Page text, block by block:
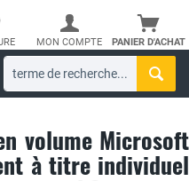
PANIER D'ACHAT
MON COMPTE
volume Microsoft
à titre individuel